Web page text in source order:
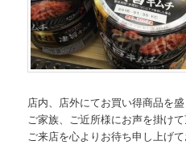
店内、店外にてお買い得商品を
ご家族、ご近所様にお声を掛けて
ご来店を心よりお待ち申し上げて